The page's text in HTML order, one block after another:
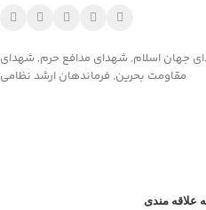
جهان اسلام, شهدای مدافع حرم, شهدای
مقاومت بحرین, فرماندهان ارشد نظامی
علاقه مندی